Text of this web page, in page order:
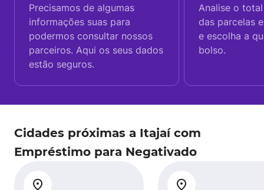
Precisamos de algumas
informações suas para
podermos consultar nossos
parceiros. Aqui os seus dados
estão seguros.
Analise o
das parcelas
e escolha a
bolso.
Cidades próximas a Itajaí com
Empréstimo para Negativado